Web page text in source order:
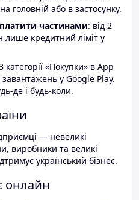
головній або в застосунку.
частинами: від 2
лише кредитний ліміт у
«Покупки» в App
у Google Play.
де і будь-коли.
— невеликі
виробники та великі
український бізнес.
онлайн